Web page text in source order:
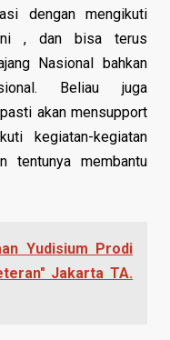
dengan mengikuti
ini , dan bisa terus
Nasional bahkan
Beliau juga
akan mensupport
kegiatan-kegiatan
tentunya membantu
Yudisium Prodi
Jakarta TA.